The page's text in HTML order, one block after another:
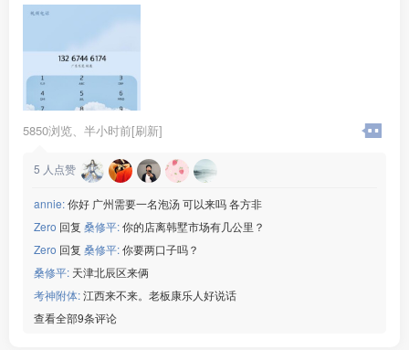
5850浏览、 半小时前[刷新]
5 人点赞
annie:你好 广州需要一名泡汤 可以来吗 各方非
Zero 回复 桑修平:你的店离韩墅市场有几公里？
Zero 回复 桑修平:你要两口子吗？
桑修平: 天津北辰区来俩
考神附体:江西来不来。老板康乐人好说话
查看全部9条评论